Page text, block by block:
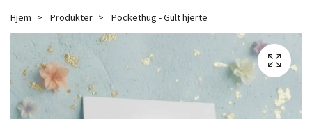
Hjem Produkter Pockethug - Gult hjerte